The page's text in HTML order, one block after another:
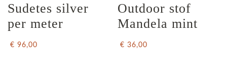
Sudetes silver
per meter
€ 96,00
Outdoor stof
Mandela mint
€ 36,00